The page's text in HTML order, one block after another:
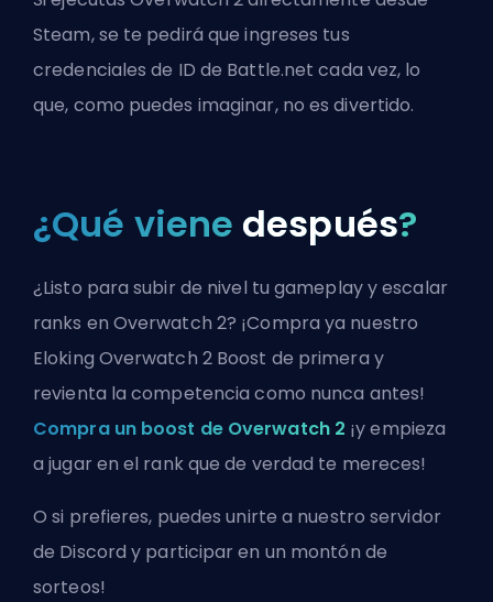
Steam, se te pedirá que ingreses tus
credenciales de ID de Battle.net cada vez, lo
que, como puedes imaginar, no es divertido.
¿Qué viene después?
¿Listo para subir de nivel tu gameplay y escalar
ranks en Overwatch 2? ¡Compra ya nuestro
Eloking Overwatch 2 Boost de primera y
revienta la competencia como nunca antes!
Compra un boost de Overwatch 2 ¡y empieza
a jugar en el rank que de verdad te mereces!
O si prefieres, puedesunirte a nuestro servidor
de Discord y participar en un montón de
sorteos!